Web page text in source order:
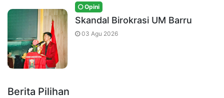
Opini
Skandal Birokrasi UM Barru
03 Agu 2026
Berita Pilihan